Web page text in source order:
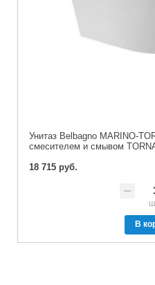
Унитаз Belbagno MARINO-
смесителем и смывом
18 715 руб.
В